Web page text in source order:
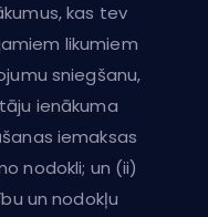
kas tev
likumiem
sniegšanu,
ienākuma
iemaksas
nodokli; un (ii)
un nodokļu